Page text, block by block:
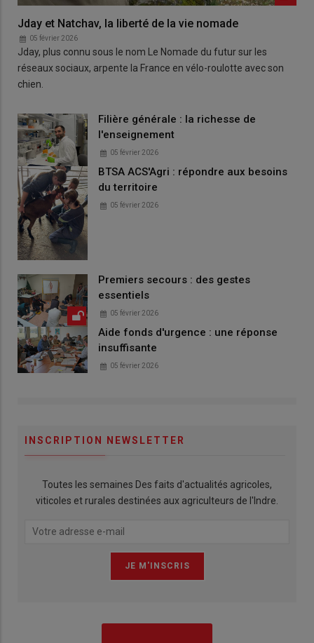
Jday et Natchav, la liberté de la vie nomade
05 février 2026
Jday, plus connu sous le nom Le Nomade du futur sur les
réseaux sociaux, arpente la France en vélo-roulotte avec son
chien.
Filière générale : la richesse de
l'enseignement
05 février 2026
BTSA ACS'Agri : répondre aux besoins
du territoire
05 février 2026
Premiers secours : des gestes
essentiels
05 février 2026
Aide fonds d'urgence : une réponse
insuffisante
05 février 2026
INSCRIPTION NEWSLETTER
Toutes les semaines Des faits d'actualités agricoles,
viticoles et rurales destinées aux agriculteurs de l'Indre.